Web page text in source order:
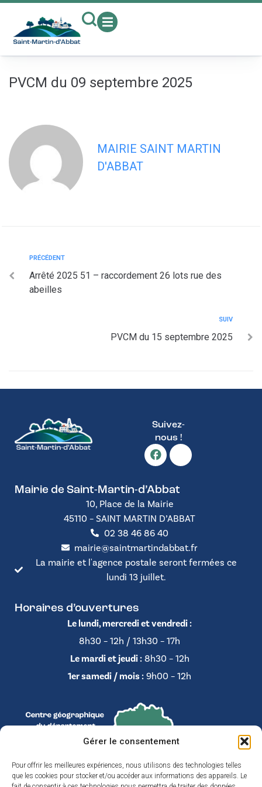
Gérer le consentement
Pour offrir les meilleures expériences, nous utilisons des technologies telles
que les cookies pour stocker et/ou accéder aux informations des appareils. Le
PVCM du 09 septembre 2025
MAIRIE SAINT MARTIN
D'ABBAT
PRÉCÉDENT
Arrêté 2025 51 – raccordement 26 lots rue des
abeilles
SUIV
PVCM du 15 septembre 2025
Suivez-
nous !
Mairie de Saint-Martin-d’Abbat
10, Place de la Mairie
45110 – SAINT MARTIN D’ABBAT
02 38 46 86 40
mairie@saintmartindabbat.fr
La mairie et l'agence postale seront fermées ce
lundi 13 juillet.
Horaires d’ouvertures
Le lundi, mercredi et vendredi :
8h30 – 12h / 13h30 – 17h
Le mardi et jeudi :8h30 – 12h
1er samedi / mois : 9h00 – 12h